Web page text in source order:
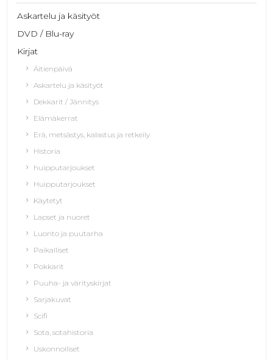
Askartelu ja käsityöt
DVD / Blu-ray
Kirjat
Äitienpäivä
Askartelu ja käsityöt
Dekkarit / Jännitys
Elämäkerrat
Erä, metsästys, kalastus ja retkeily
Historia
huipputarjoukset
Huipputarjoukset
Käytetyt
Lapset ja nuoret
Luonto ja puutarha
Paikalliset
Pokkarit
Puuha- ja värityskirjat
Sarjakuvat
Scifi
Sota, sotahistoria
Uskonnolliset